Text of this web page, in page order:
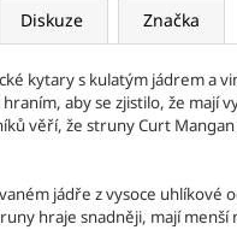
Diskuze Značka
kytary s kulatým jádrem a
aby se zjistilo, že mají
věří, že struny Curt
jádře z vysoce uhlíkové
hraje snadněji, mají menší